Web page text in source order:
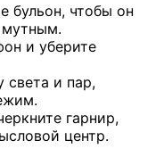
бульон, чтобы он
и уберите
света и пар,
гарнир,
центр.